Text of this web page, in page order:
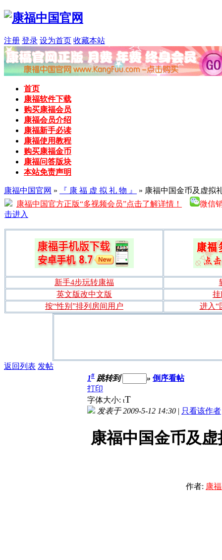
注册 登录 设为首页 收藏本站
首页
康福软件下载
购买康福会员
康福会员介绍
康福新手必读
康福使用教程
购买康福金币
康福问答版块
本站免责声明
康福中国官网 » 『 康 福 虚 拟 礼 物 』
» 康福中国金币及虚拟
康福中国官方正版“多视频会员”点击了解详情！
微信
击进入
新手4步玩转康福
英文版改中文版
挂
按“性别”排列房间用户
进入“
返回列表 发帖
1# 跳转到 » 倒序看帖
打印
字体大小: tT
发表于 2009-5-12 14:30 | 只看该作者
康福中国金币及
作者: 康